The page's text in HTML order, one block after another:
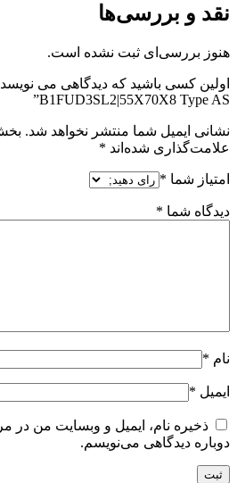
نقد و بررسی‌ها
هنوز بررسی‌ای ثبت نشده است.
B1FUD3SL2|55X70X8 Type AS”
نشانی ایمیل شما منتشر نخواهد شد.
علامت‌گذاری شده‌اند *
امتیاز شما *
دیدگاه شما *
نام *
ایمیل *
ذخیره نام، ایمیل و وبسایت من در
دوباره دیدگاهی می‌نویسم.